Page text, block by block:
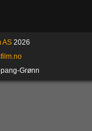
AS2026
Grønn